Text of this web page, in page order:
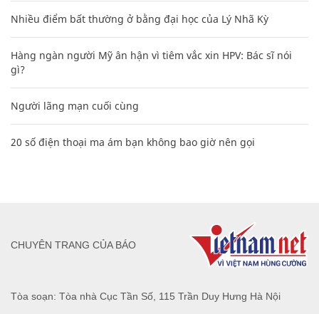
Nhiều điểm bất thường ở bằng đại học của Lý Nhã Kỳ
Hàng ngàn người Mỹ ân hận vì tiêm vắc xin HPV: Bác sĩ nói
gì?
Người lãng mạn cuối cùng
20 số điện thoại ma ám bạn không bao giờ nên gọi
Tòa soạn: Tòa nhà Cục Tần Số, 115 Trần Duy Hưng Hà Nội
CHUYÊN TRANG CỦA BÁO